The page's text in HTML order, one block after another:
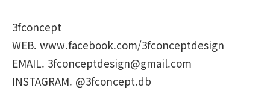
3fconcept
WEB. www.facebook.com/3fconceptdesign
EMAIL. 3fconceptdesign@gmail.com
INSTAGRAM. @3fconcept.db